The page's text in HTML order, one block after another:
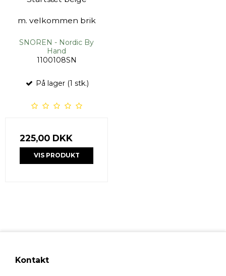
m. velkommen brik
SNOREN - Nordic By
Hand
1100108SN
På lager (1 stk.)
225,00 DKK
VIS PRODUKT
Kontakt